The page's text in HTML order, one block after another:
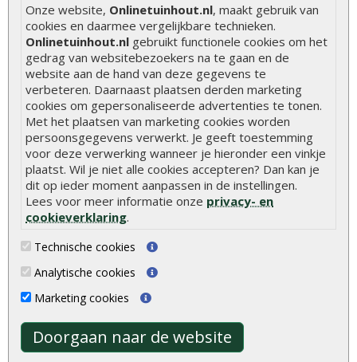
Onze website, Onlinetuinhout.nl, maakt gebruik van
cookies en daarmee vergelijkbare technieken.
Onlinetuinhout.nl gebruikt functionele cookies om het
gedrag van websitebezoekers na te gaan en de
website aan de hand van deze gegevens te
verbeteren. Daarnaast plaatsen derden marketing
cookies om gepersonaliseerde advertenties te tonen.
Met het plaatsen van marketing cookies worden
persoonsgegevens verwerkt. Je geeft toestemming
voor deze verwerking wanneer je hieronder een vinkje
plaatst. Wil je niet alle cookies accepteren? Dan kan je
dit op ieder moment aanpassen in de instellingen.
Lees voor meer informatie onze privacy- en
cookieverklaring.
Technische cookies
Analytische cookies
Marketing cookies
Doorgaan naar de website
€ 26,95
Meer info
Tuinplank douglas bezaagd 2,5 x 25 x
500 cm
€ 32,95